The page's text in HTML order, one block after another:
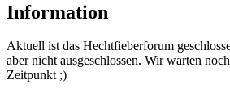
Information
Aktuell ist das Hechtfieberforum
aber nicht ausgeschlossen. Wir warten
Zeitpunkt ;)